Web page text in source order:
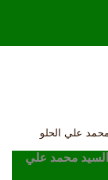
علي الحلو
محمد علي